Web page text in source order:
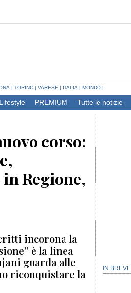
| TORINO | VARESE | ITALIA | MONDO |
Lifestyle PREMIUM Tutte le notizie
corso:
Regione,
incorona la
è la linea
guarda alle
riconquistare la
IN BREVE